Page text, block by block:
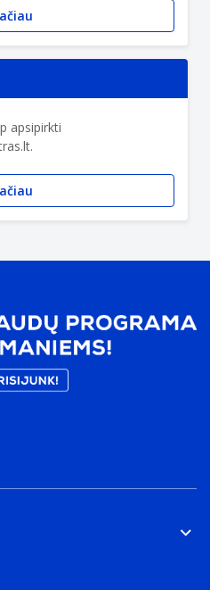
apsipirkti